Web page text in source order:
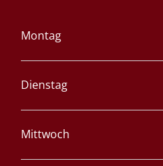
Montag
Dienstag
Mittwoch